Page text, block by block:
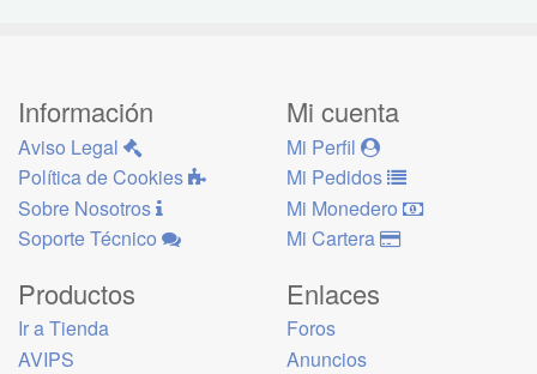
Información
Aviso Legal
Política de Cookies
Sobre Nosotros
Soporte Técnico
Mi cuenta
Mi Perfil
Mi Pedidos
Mi Monedero
Mi Cartera
Productos
Ir a Tienda
AVIPS
Enlaces
Foros
Anuncios